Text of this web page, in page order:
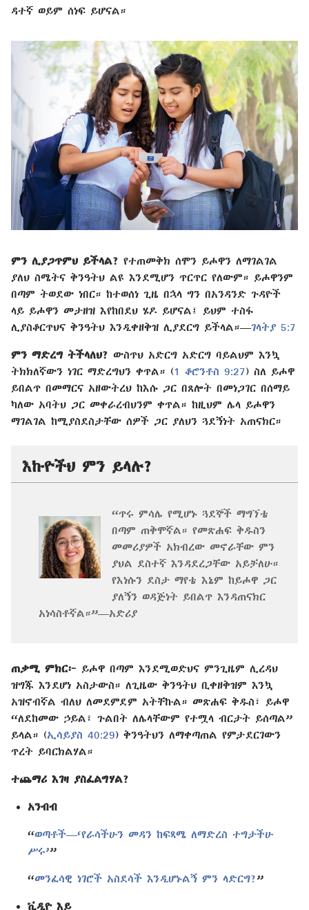
ዳተኛ ወይም ሰነፍ ይሆናል።
ምን ሊያጋጥምህ ይችላል? የተጠመቅክ ሰሞን ይሖዋን ለማገልገል
ያለህ ስሜትና ቅንዓትህ ልዩ እንደሚሆን ጥርጥር የለውም። ይሖዋንም
በጣም ትወደው ነበር። ከተወሰነ ጊዜ በኋላ ግን በአንዳንድ ጉዳዮች
ላይ ይሖዋን መታዘዝ እየከበደህ ሄዶ ይሆናል፤ ይህም ተስፋ
ሊያስቆርጥህና ቅንዓትህ እንዲቀዘቅዝ ሊያደርግ ይችላል።—ገላትያ 5:7
ምን ማድረግ ትችላለህ? ውስጥህ አድርግ አድርግ ባይልህም እንኳ
ትክክለኛውን ነገር ማድረግህን ቀጥል። (1 ቆሮንቶስ 9:27) ስለ ይሖዋ
ይበልጥ በመማርና አዘውትረህ ከእሱ ጋር በጸሎት በመነጋገር በሰማይ
ካለው አባትህ ጋር መቀራረብህንም ቀጥል። ከዚህም ሌላ ይሖዋን
ማገልገል ከሚያስደስታቸው ሰዎች ጋር ያለህን ጓደኝነት አጠናክር።
እኩዮችህ ምን ይላሉ?
“ጥሩ ምሳሌ የሚሆኑ ጓደኞች ማግኘቴ
በጣም ጠቅሞኛል። የመጽሐፍ ቅዱስን
መመሪያዎች አክብረው መኖራቸው ምን
ያህል ደስተኛ እንዳደረጋቸው አይቻለሁ።
የእነሱን ደስታ ማየቴ እኔም ከይሖዋ ጋር
ያለኝን ወዳጅነት ይበልጥ እንዳጠናክር
አነሳስቶኛል።”—አድሪያ
ጠቃሚ ምክር፦ ይሖዋ በጣም እንደሚወድህና ምንጊዜም ሊረዳህ
ዝግጁ እንደሆነ አስታውስ። ለጊዜው ቅንዓትህ ቢቀዘቅዝም እንኳ
አዝኖብኛል ብለህ ለመደምደም አትቸኩል። መጽሐፍ ቅዱስ፣ ይሖዋ
“ለደከመው ኃይል፣ ጉልበት ለሌላቸውም የተሟላ ብርታት ይሰጣል”
ይላል። (ኢሳይያስ 40:29) ቅንዓትህን ለማቀጣጠል የምታደርገውን
ጥረት ይባርክልሃል።
ተጨማሪ እገዛ ያስፈልግሃል?
አንብብ
“ወጣቶች—‘የራሳችሁን መዳን ከፍጻሜ ለማድረስ ተግታችሁ
ሥሩ’”
“መንፈሳዊ ነገሮች አስደሳች እንዲሆኑልኝ ምን ላድርግ?”
ቪዲዮ እይ